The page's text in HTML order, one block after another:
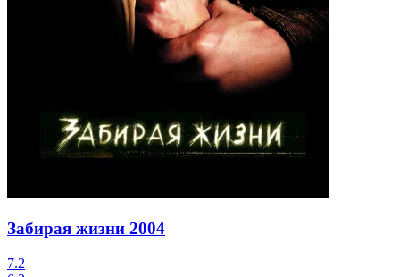
Забирая жизни 2004
7.2